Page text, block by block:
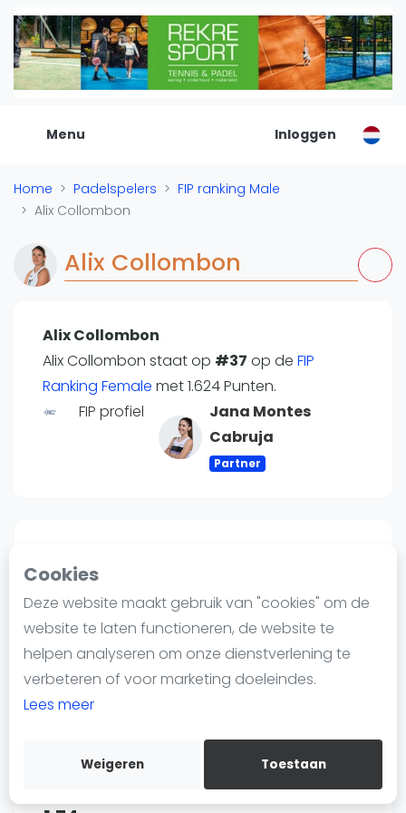
Cookies
Deze website maakt gebruik van "cookies" om de
website te laten functioneren, de website te
helpen analyseren om onze dienstverlening te
verbeteren of voor marketing doeleindes.
Lees meer
Weigeren Toestaan
Menu
De Padel Gids
Alle padel locaties
Padelwinkels
Organisatie
Banenbouwers
Overige categorien
Reserveringssystemen
Padelscholen
Laatste updates
Padel
Forum
Nieuws
Informatie
Over ons
Contact
Adverteren
Insights
WhatsApp
Join WhatsApp Community
Inloggen
Home Padelspelers
FIP ranking Male
Alix Collombon
Alix Collombon
Alix Collombon
Alix Collombon staat op #37 op de FIP
Ranking Female met 1.624 Punten.
FIP profiel
Jana Montes
Cabruja
Partner
Rechts
Land
Frankrijk